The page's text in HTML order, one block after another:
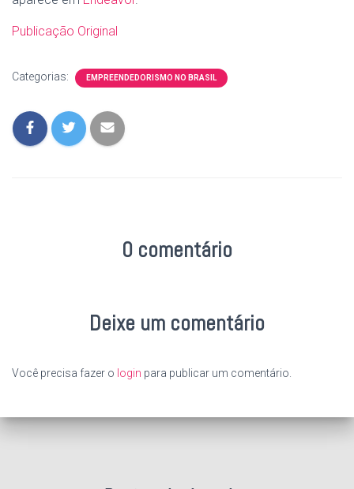
Publicação Original
Categorias: EMPREENDEDORISMO NO BRASIL
0 comentário
Deixe um comentário
Você precisa fazer o login para publicar um comentário.